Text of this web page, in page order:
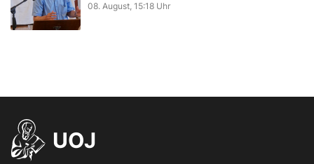
08. August, 15:18 Uhr
UOJ